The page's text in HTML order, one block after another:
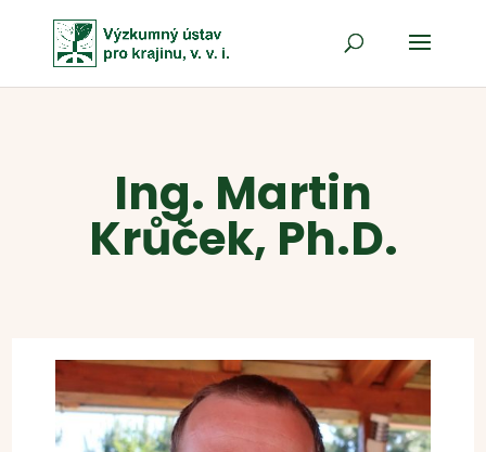
Ing. Martin
Krůček, Ph.D.